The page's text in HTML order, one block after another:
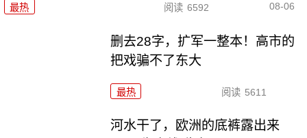
最热 阅读 6592 08-06
删去28字，扩军一整本！高市的
把戏骗不了东大
最热 阅读 5611
河水干了，欧洲的底裤露出来